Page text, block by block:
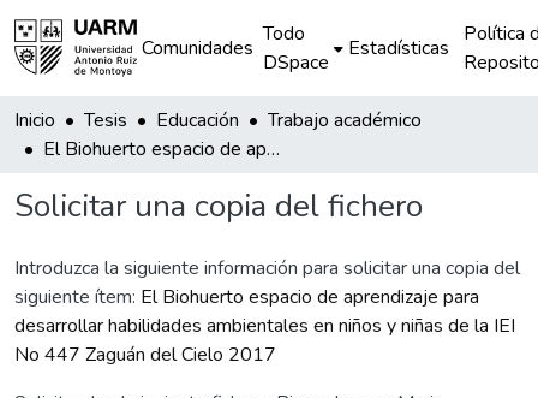
Comunidades
Todo
DSpace
Estadísticas
Política
Inicio Tesis Educación
Trabajo académico
El Biohuerto espacio de aprendizaje para desarrollar habilidades ambientales en niños y niñas de la IEI No 447 Zaguán del Cielo 2017
Solicitar una copia del fichero
Introduzca la siguiente información para solicitar una copia del
siguiente ítem: El Biohuerto espacio de aprendizaje para
desarrollar habilidades ambientales en niños y niñas de la IEI
No 447 Zaguán del Cielo 2017